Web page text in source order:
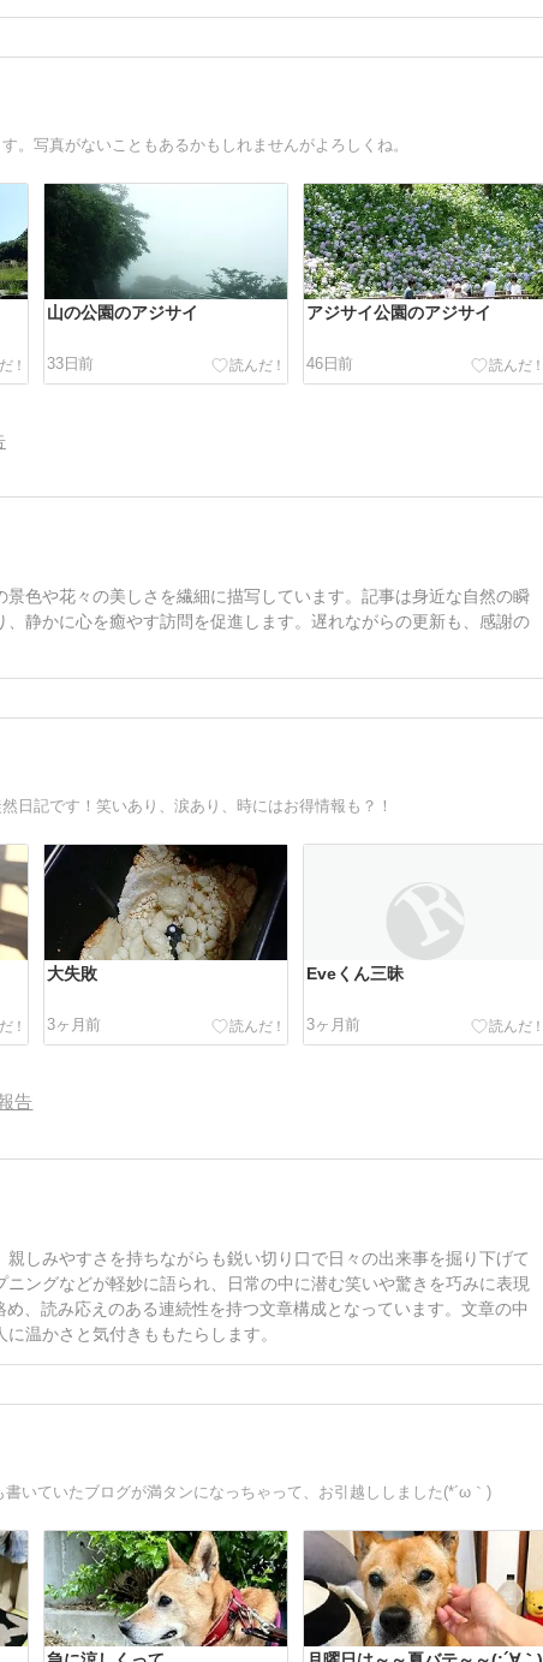
。写真がないこともあるかもしれませんがよろしくね。
山の公園のアジサイ
33日前
アジサイ公園のアジサイ
46日前
色や花々の美しさを繊細に描写しています。記事は身近な自然の瞬
静かに心を癒やす訪問を促進します。遅れながらの更新も、感謝の
日記です！笑いあり、涙あり、時にはお得情報も？！
大失敗
3ヶ月前
Eveくん三昧
3ヶ月前
告
しみやすさを持ちながらも鋭い切り口で日々の出来事を掘り下げて
ングなどが軽妙に語られ、日常の中に潜む笑いや驚きを巧みに表現
、読み応えのある連続性を持つ文章構成となっています。文章の中
温かさと気付きももたらします。
いていたブログが満タンになっちゃって、お引越ししました(*´ω｀)